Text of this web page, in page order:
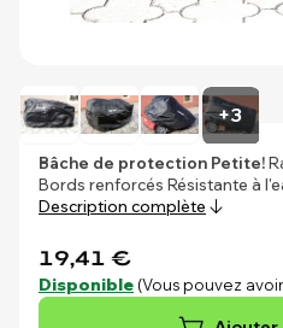
+3
Bâche de protection Petite!
Bords renforcés Résistante à
Description complète
19,41 €
Disponible (Vous pouvez avoir